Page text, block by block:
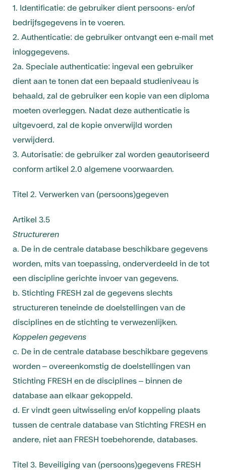
1. Identificatie: de gebruiker dient persoons- en/of
bedrijfsgegevens in te voeren.
2. Authenticatie: de gebruiker ontvangt een e-mail met
inloggegevens.
2a. Speciale authenticatie: ingeval een gebruiker
dient aan te tonen dat een bepaald studieniveau is
behaald, zal de gebruiker een kopie van een diploma
moeten overleggen. Nadat deze authenticatie is
uitgevoerd, zal de kopie onverwijld worden
verwijderd.
3. Autorisatie: de gebruiker zal worden geautoriseerd
conform artikel 2.0 algemene voorwaarden.
Titel 2. Verwerken van (persoons)gegeven
Artikel 3.5
Structureren
a. De in de centrale database beschikbare gegevens
worden, mits van toepassing, onderverdeeld in de tot
een discipline gerichte invoer van gegevens.
b. Stichting FRESH zal de gegevens slechts
structureren teneinde de doelstellingen van de
disciplines en de stichting te verwezenlijken.
Koppelen gegevens
c. De in de centrale database beschikbare gegevens
worden – overeenkomstig de doelstellingen van
Stichting FRESH en de disciplines – binnen de
database aan elkaar gekoppeld.
d. Er vindt geen uitwisseling en/of koppeling plaats
tussen de centrale database van Stichting FRESH en
andere, niet aan FRESH toebehorende, databases.
Titel 3. Beveiliging van (persoons)gegevens FRESH